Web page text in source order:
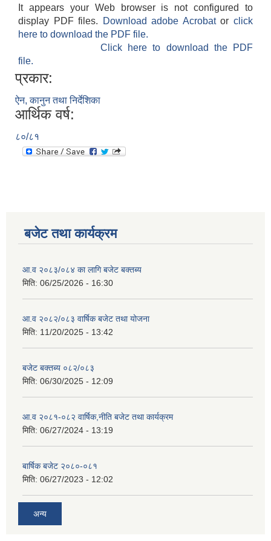
It appears your Web browser is not configured to
display PDF files.
Download adobe Acrobatorclick
here to download the PDF file.
Click here to download the PDF
file.
प्रकार:
ऐन, कानुन तथा निर्देशिका
आर्थिक वर्ष:
८०/८१
बजेट तथा कार्यक्रम
आ.व २०८३/०८४ का लागि बजेट बक्तब्य
मिति: 06/25/2026 - 16:30
आ.व २०८२/०८३ वार्षिक बजेट तथा योजना
मिति: 11/20/2025 - 13:42
बजेट बक्तब्य ०८२/०८३
मिति: 06/30/2025 - 12:09
आ.व २०८१-०८२ वार्षिक,नीति बजेट तथा कार्यक्रम
मिति: 06/27/2024 - 13:19
बार्षिक बजेट २०८०-०८१
मिति: 06/27/2023 - 12:02
अन्य